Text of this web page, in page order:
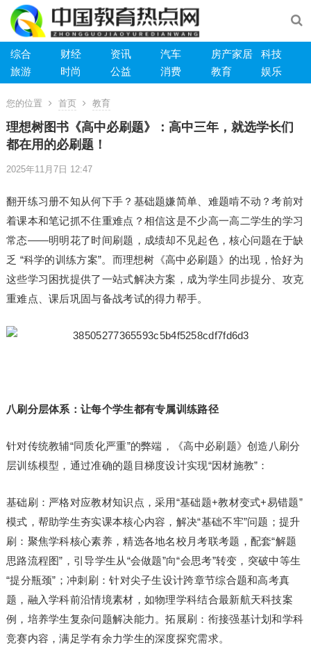
综合 财经 资讯 汽车 房产家居
科技
旅游
时尚 公益 消费 教育 娱乐
您的位置 首页 教育
理想树图书《高中必刷题》：高中三年，就选学长们
都在用的必刷题！
2025年11月7日 12:47
翻开练习册不知从何下手？基础题嫌简单、难题啃不动？考前对
着课本和笔记抓不住重难点？相信这是不少高一高二学生的学习
常态——明明花了时间刷题，成绩却不见起色，核心问题在于缺
乏 “科学的训练方案”。而理想树《高中必刷题》的出现，恰好为
这些学习困扰提供了一站式解决方案，成为学生同步提分、攻克
重难点、课后巩固与备战考试的得力帮手。
八刷分层体系：让每个学生都有专属训练路径
针对传统教辅“同质化严重”的弊端，《高中必刷题》创造八刷分
层训练模型，通过准确的题目梯度设计实现“因材施教”：
基础刷：严格对应教材知识点，采用“基础题+教材变式+易错题”
模式，帮助学生夯实课本核心内容，解决“基础不牢”问题；提升
刷：聚焦学科核心素养，精选各地名校月考联考题，配套“解题
思路流程图”，引导学生从“会做题”向“会思考”转变，突破中等生
“提分瓶颈”；冲刺刷：针对尖子生设计跨章节综合题和高考真
题，融入学科前沿情境素材，如物理学科结合最新航天科技案
例，培养学生复杂问题解决能力。拓展刷：衔接强基计划和学科
竞赛内容，满足学有余力学生的深度探究需求。